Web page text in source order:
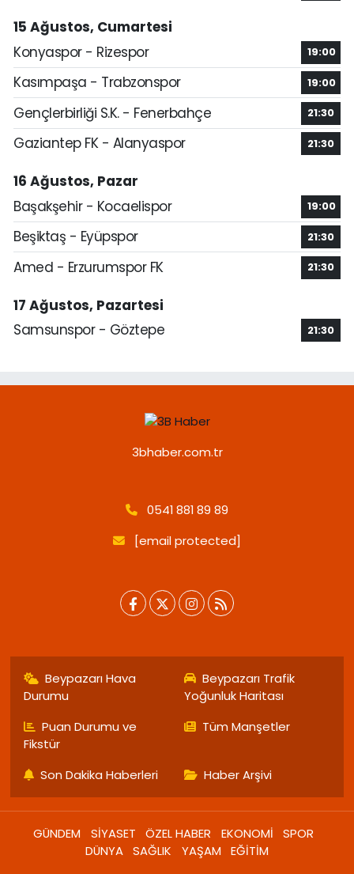
15 Ağustos, Cumartesi
Konyaspor - Rizespor
19:00
Kasımpaşa - Trabzonspor 19:00
Gençlerbirliği S.K. - Fenerbahçe 21:30
Gaziantep FK - Alanyaspor 21:30
16 Ağustos, Pazar
Başakşehir - Kocaelispor
19:00
Beşiktaş - Eyüpspor 21:30
Amed - Erzurumspor FK 21:30
17 Ağustos, Pazartesi
Samsunspor - Göztepe
21:30
3bhaber.com.tr
0541 881 89 89
[email protected]
Beypazarı Hava
Durumu
Beypazarı Trafik
Yoğunluk Haritası
Puan Durumu ve
Fikstür
Tüm Manşetler
Son Dakika Haberleri Haber Arşivi
GÜNDEM SİYASET ÖZEL HABER EKONOMİ
SPOR
DÜNYA SAĞLIK YAŞAM EĞİTİM